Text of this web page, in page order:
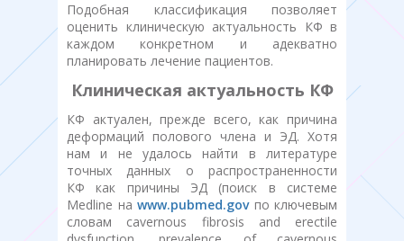
Подобная классификация позволяет
оценить клиническую актуальность КФ в
каждом конкретном и адекватно
планировать лечение пациентов.
Клиническая актуальность КФ
КФ актуален, прежде всего, как причина
деформаций полового члена и ЭД. Хотя
нам и не удалось найти в литературе
точных данных о распространенности
КФ как причины ЭД (поиск в системе
Medline на www.pubmed.govпо ключевым
словам cavernous fibrosis and erectile